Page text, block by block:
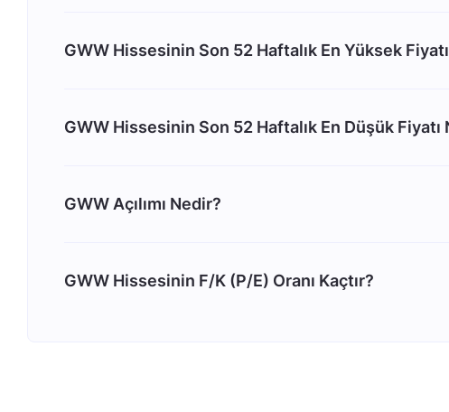
GWW Hissesinin Son 52 Haftalık En Yüksek
GWW Hissesinin Son 52 Haftalık En Düşük Fiyatı
GWW Açılımı Nedir?
GWW Hissesinin F/K (P/E) Oranı Kaçtır?